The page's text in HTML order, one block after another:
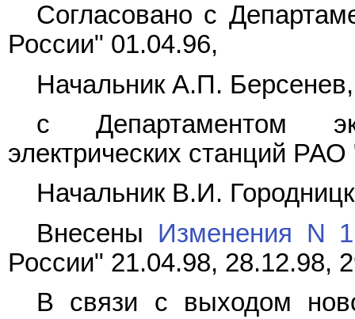
Согласовано с
России" 01.04.96,
Начальник А.П. Берсенев,
с Департаментом
электрических станций
Начальник В.И.
Внесены Изменения N 1
России" 21.04.98, 28.12.98,
В связи с выходом